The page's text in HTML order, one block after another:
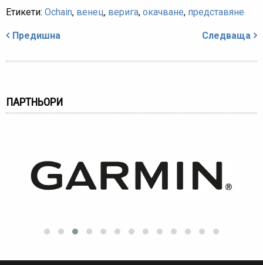
Етикети: Ochain, венец, верига, окачване, представяне
Предишна Следваща
ПАРТНЬОРИ